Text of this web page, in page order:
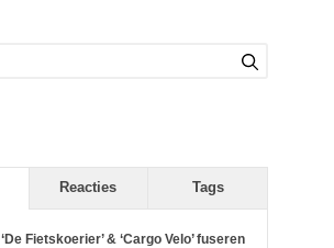
Reacties Tags
‘De Fietskoerier’ & ‘Cargo Velo’ fuseren